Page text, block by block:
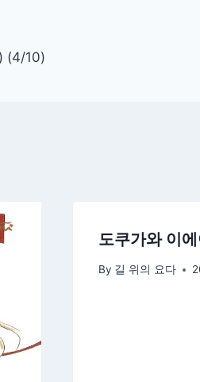
(4/10)
도쿠가와 이
By 길 위의 요다